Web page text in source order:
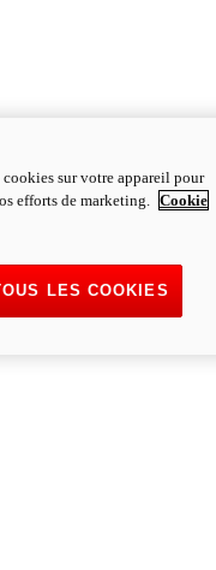
sur votre appareil pour
efforts de marketing. Cookie
LES COOKIES